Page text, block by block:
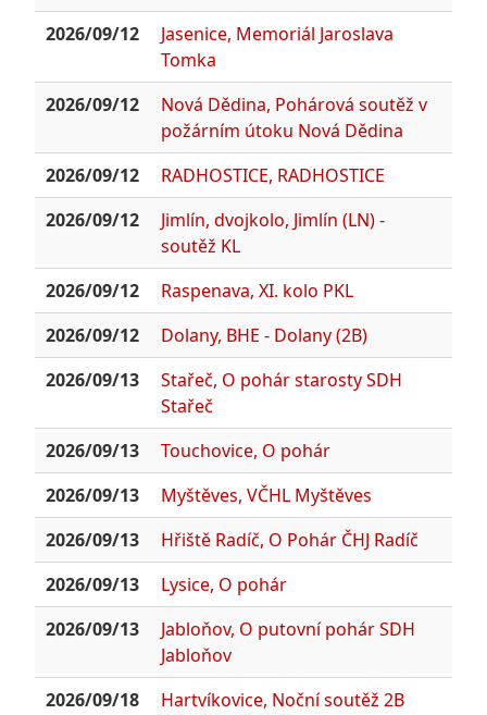
2026/09/12
Jasenice, Memoriál Jaroslava
Tomka
2026/09/12
Nová Dědina, Pohárová soutěž v
požárním útoku Nová Dědina
2026/09/12
RADHOSTICE, RADHOSTICE
2026/09/12
Jimlín, dvojkolo, Jimlín (LN) -
soutěž KL
2026/09/12
Raspenava, XI. kolo PKL
2026/09/12
Dolany, BHE - Dolany (2B)
2026/09/13
Stařeč, O pohár starosty SDH
Stařeč
2026/09/13
Touchovice, O pohár
2026/09/13
Myštěves, VČHL Myštěves
2026/09/13
Hřiště Radíč, O Pohár ČHJ Radíč
2026/09/13
Lysice, O pohár
2026/09/13
Jabloňov, O putovní pohár SDH
Jabloňov
2026/09/18
Hartvíkovice, Noční soutěž 2B